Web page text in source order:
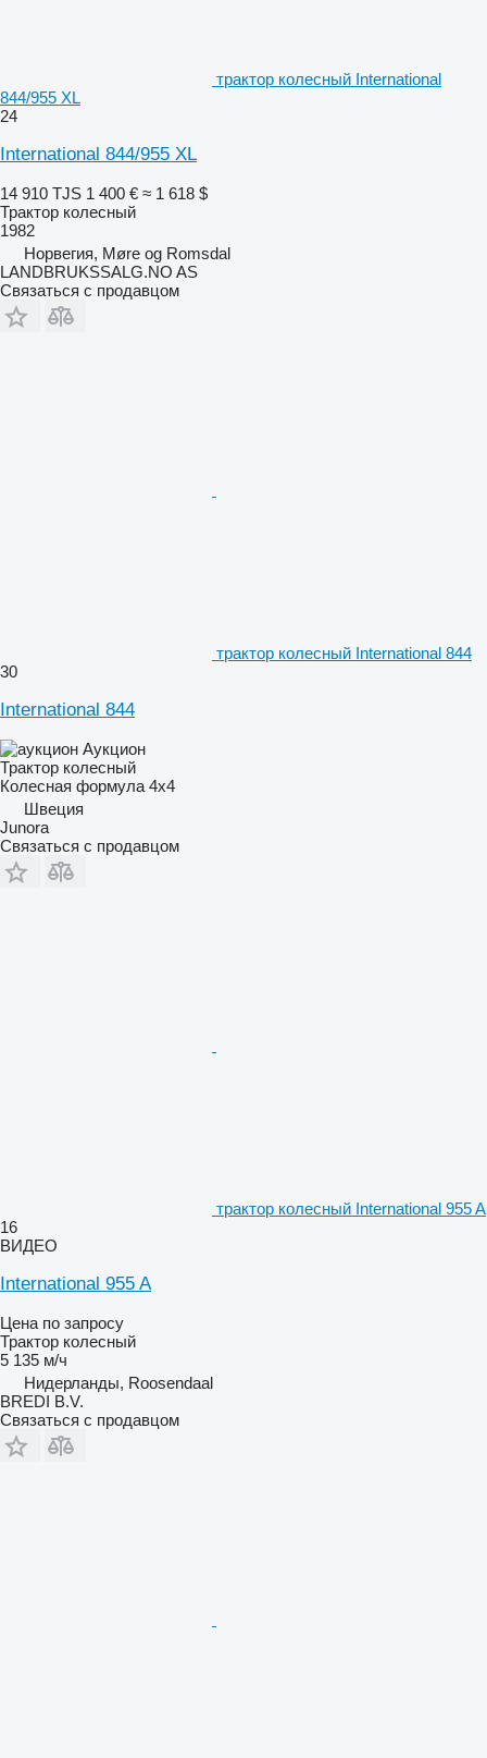
трактор колесный International
844/955 XL
24
International 844/955 XL
14 910 TJS 1 400 € ≈ 1 618 $
Трактор колесный
1982
Норвегия, Møre og Romsdal
LANDBRUKSSALG.NO AS
Связаться с продавцом
трактор колесный International 844
30
International 844
Аукцион
Трактор колесный
Колесная формула 4x4
Швеция
Junora
Связаться с продавцом
трактор колесный International 955 A
16
ВИДЕО
International 955 A
Цена по запросу
Трактор колесный
5 135 м/ч
Нидерланды, Roosendaal
BREDI B.V.
Связаться с продавцом